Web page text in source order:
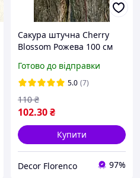
Сакура штучна Cherry
Blossom Рожева 100 см
Готово до відправки
5.0 (7)
102.30₴
110 ₴
Купити
Decor Florenco 97%